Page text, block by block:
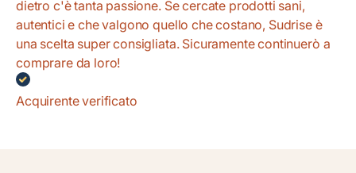
dietro c'è tanta passione. Se cercate prodotti sani,
autentici e che valgono quello che costano, Sudrise è
una scelta super consigliata. Sicuramente continuerò a
comprare da loro!
Acquirente verificato